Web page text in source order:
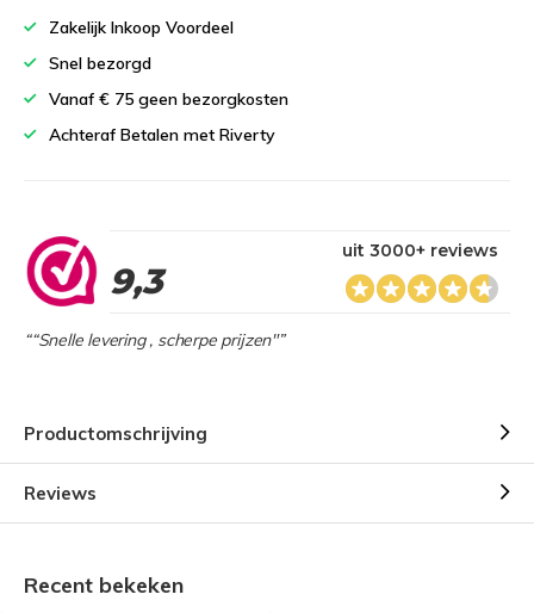
Zakelijk Inkoop Voordeel
Snel bezorgd
Vanaf € 75 geen bezorgkosten
Achteraf Betalen met Riverty
9,3
uit 3000+ reviews
““Snelle levering , scherpe prijzen"”
Productomschrijving
Reviews
Recent bekeken